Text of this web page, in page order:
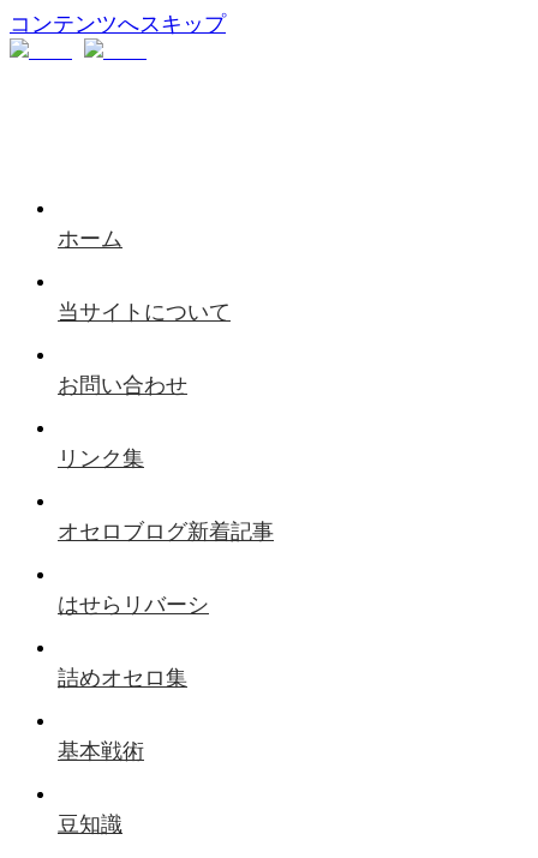
コンテンツへスキップ
ホーム
当サイトについて
お問い合わせ
リンク集
オセロブログ新着記事
はせらリバーシ
詰めオセロ集
基本戦術
豆知識